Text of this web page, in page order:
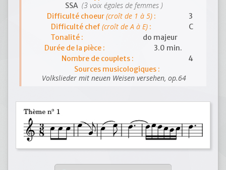
SSA (3 voix égales de femmes )
Difficulté choeur(croît de 1 à 5):
3
Difficulté chef(croît de A à E) :
C
Tonalité :
do majeur
Durée de la pièce :
3.0 min.
Nombre de couplets :
4
Sources musicologiques :
Volkslieder mit neuen Weisen versehen, op.64